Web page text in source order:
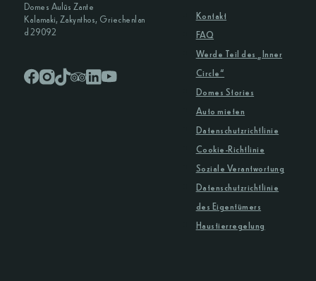
Domes Aulūs Zante
Kalamaki, Zakynthos, Griechenlan
d 29092
Kontakt
FAQ
Werde Teil des „Inner
Circle“
Domes Stories
Auto mieten
Datenschutzrichtlinie
Cookie-Richtlinie
Soziale Verantwortung
Datenschutzrichtlinie
des Eigentümers
Haustierregelung